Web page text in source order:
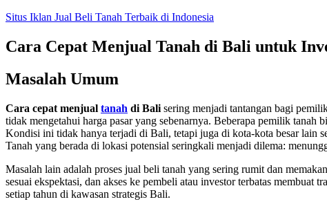
Skip
content
Situs Iklan Jual Beli Tanah Terbaik di Indonesia
Cara Cepat Menjual Tanah di Bali untuk
Masalah Umum
Cara cepat menjual tanah di Bali sering menjadi tantangan bagi
tidak mengetahui harga pasar yang sebenarnya. Beberapa pemilik
Kondisi ini tidak hanya terjadi di Bali, tetapi juga di kota-kota besar lain
Tanah yang berada di lokasi potensial seringkali menjadi dilema:
Masalah lain adalah proses jual beli tanah yang sering rumit dan
sesuai ekspektasi, dan akses ke pembeli atau investor terbatas
setiap tahun di kawasan strategis Bali.